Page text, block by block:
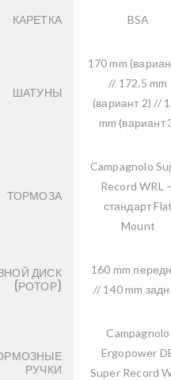
КАРЕТКА BSA
ШАТУНЫ
170 mm
// 172.5 mm
(вариант 2) //
mm (вариант
ТОРМОЗА
Campagnolo
Record WRL
стандарт Flat
Mount
ДИСК
(РОТОР)
160 mm
// 140 mm
РУЧКИ
Campagnolo
Ergopower
Super Record